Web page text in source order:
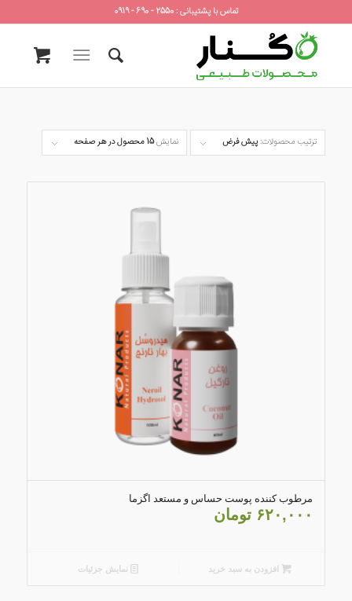
تماس با پشتیبانی : 2550 - 690 - 0919
ترتیب محصولات:پیش فرض نمایش15 محصول در هر صفحه
مرطوب کننده پوست حساس و مستعد اگزما
۶۲۰,۰۰۰ تومان
افزودن به سبد خرید نمایش جزئیات